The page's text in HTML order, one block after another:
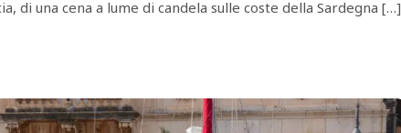
di una cena a lume di candela sulle coste della Sardegna […]